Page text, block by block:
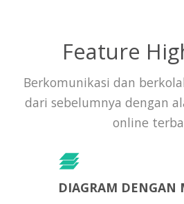
Feature
Berkomunikasi dan
dari sebelumnya dengan
online
DIAGRAM DENGAN